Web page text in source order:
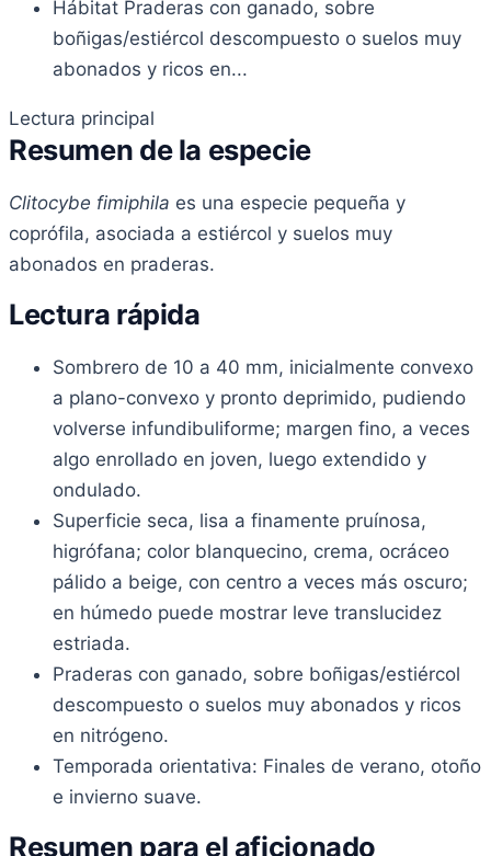
Hábitat Praderas con ganado, sobre
boñigas/estiércol descompuesto o suelos muy
abonados y ricos en...
Lectura principal
Resumen de la especie
Clitocybe fimiphila es una especie pequeña y
coprófila, asociada a estiércol y suelos muy
abonados en praderas.
Lectura rápida
Sombrero de 10 a 40 mm, inicialmente convexo
a plano-convexo y pronto deprimido, pudiendo
volverse infundibuliforme; margen fino, a veces
algo enrollado en joven, luego extendido y
ondulado.
Superficie seca, lisa a finamente pruínosa,
higrófana; color blanquecino, crema, ocráceo
pálido a beige, con centro a veces más oscuro;
en húmedo puede mostrar leve translucidez
estriada.
Praderas con ganado, sobre boñigas/estiércol
descompuesto o suelos muy abonados y ricos
en nitrógeno.
Temporada orientativa: Finales de verano, otoño
e invierno suave.
Resumen para el aficionado